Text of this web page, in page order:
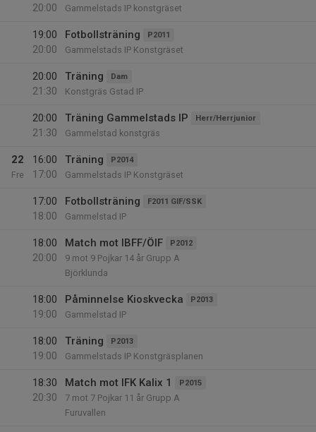
20:00
Gammelstads IP konstgräset
19:00
20:00
Fotbollsträning P2011
Gammelstads IP Konstgräset
20:00
21:30
Träning Dam
Konstgräs Gstad IP
20:00
21:30
Träning Gammelstads IP Herr/Herrjunior
Gammelstad konstgräs
22
Fre
16:00
17:00
Träning P2014
Gammelstads IP Konstgräset
17:00
18:00
Fotbollsträning F2011 GIF/SSK
Gammelstad IP
18:00
20:00
Match mot IBFF/ÖIF P2012
9 mot 9 Pojkar 14 år Grupp A
Björklunda
18:00
19:00
Påminnelse Kioskvecka P2013
Gammelstad IP
18:00
19:00
Träning P2013
Gammelstads IP Konstgräsplanen
18:30
20:30
Match mot IFK Kalix 1 P2015
7 mot 7 Pojkar 11 år Grupp A
Furuvallen